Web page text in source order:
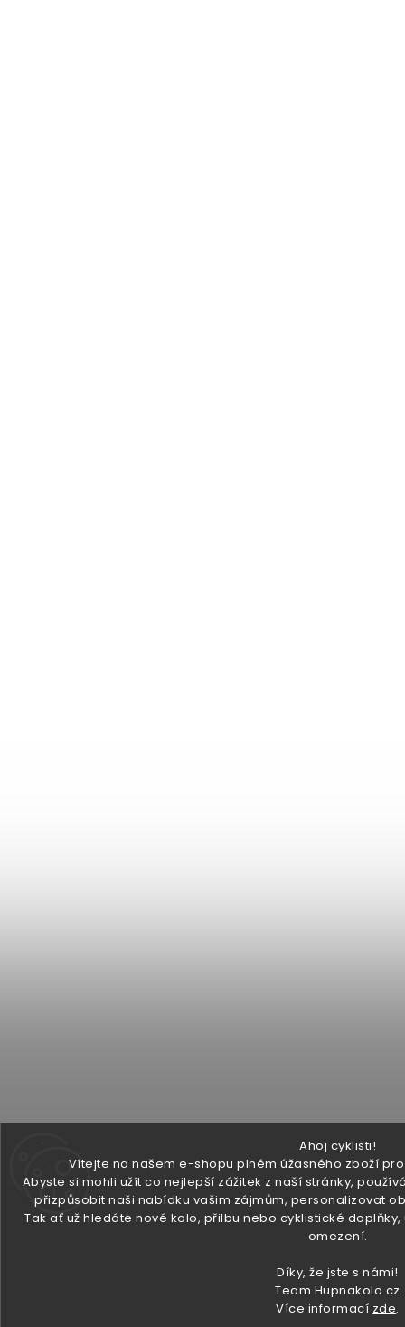
Ahoj cyklisti!
Vítejte na našem e-shopu plném úžasného zboží
Abyste si mohli užít co nejlepší zážitek z naší stránky,
přizpůsobit naši nabídku vašim zájmům, personalizovat
Tak ať už hledáte nové kolo, přilbu nebo cyklistické
omezení.
Díky, že jste s námi!
Team Hupnakolo.cz
Více informací zde.